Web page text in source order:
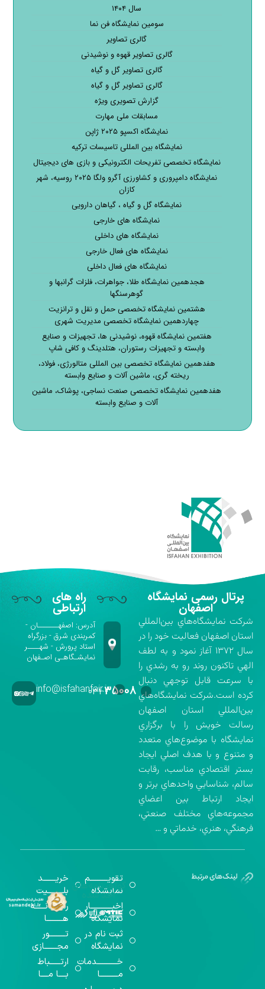
سال ۱۴۰۴
سومین نمایشگاه فن نما
گالری تصاویر
گالری تصاویر قهوه و نوشیدنی
گالری تصاویر گل و گیاه
گالری تصاویر گل و گیاه
گزارش تصویری ویژه
مسابقات ملی مهارت
نمایشگاه اکسپو ۲۰۲۵ ژاپن
نمایشگاه بین المللی تاسیسات ترکیه
نمایشگاه تخصصی تفریحات الکترونیکی و بازی های دیجیتال
نمایشگاه دامپروری و کشاورزی آگرو ولگا ۲۰۲۵ روسیه، شهر
کازان
نمایشگاه گل و گیاه ، گیاهان دارویی
نمایشگاه های خارجی
نمایشگاه های داخلی
نمایشگاه های فعال خارجی
نمایشگاه های فعال داخلی
هجدهمین نمایشگاه طلا، جواهرات، فلزات گرانبها و
گوهرسنگها
هشتمین نمایشگاه تخصصی حمل و نقل و ترانزیت
چهاردهمین نمایشگاه تخصصی مدیریت شهری
هفتمین نمایشگاه قهوه، نوشیدنی ها، تجهیزات و صنایع
وابسته و تجهیزات رستوران، هتلدینگ و کافی شاپ
هفدهمین نمایشگاه تخصصی بین المللی متالورژی، فولاد،
ریخته گری، ماشین آلات و صنایع وابسته
هفدهمین نمایشگاه تخصصی صنعت نساجی، پوشاک، ماشین
آلات و صنایع وابسته
پرتال رسمی نمایشگاه
اصفهان
شركت نمايشگاه‌هاي بين‌المللي
استان اصفهان فعاليت خود را در
سال ۱۳۷۲ آغاز نمود و به لطف
الهي تاكنون روند رو به رشدي را
با سرعت قابل توجهي دنبال
كرده است.شركت نمايشگاه‌هاي
بين‌المللي استان اصفهان
رسالت خويش را با برگزاري
نمايشگاه با موضوع‌هاي متعدد
و متنوع و با هدف اصلي ايجاد
بستر اقتصادي مناسب، رقابت
سالم، شناسايي واحدهاي برتر و
ايجاد ارتباط بين اعضاي
مجموعه‌هاي مختلف صنعتي،
فرهنگي، هنري، خدماتي و …
راه های
ارتباطی
آدرس: اصفهـــــــان -
کمربندی شرق - بزرگراه
استاد پرورش - شهــــر
نمایشـگاهـی اصـفهان
۰۳۱-۳۵۰۰۸info@isfahanfair.ir
تقویــــــــــم
نمایشگاه
اخبــــــــــــار
نمایشگاه
ثبت نام در
نمایشگاه
خـــــــــــدمات
مــــــــــا
خریـــــــد
بلـــــــــیت
رســـــانــــــه
هـــــــــا
تـــــــــور
مجـــــــازی
ارتــــــباط
بــــا مــــا
گواهینامه‌های
اخذ شده